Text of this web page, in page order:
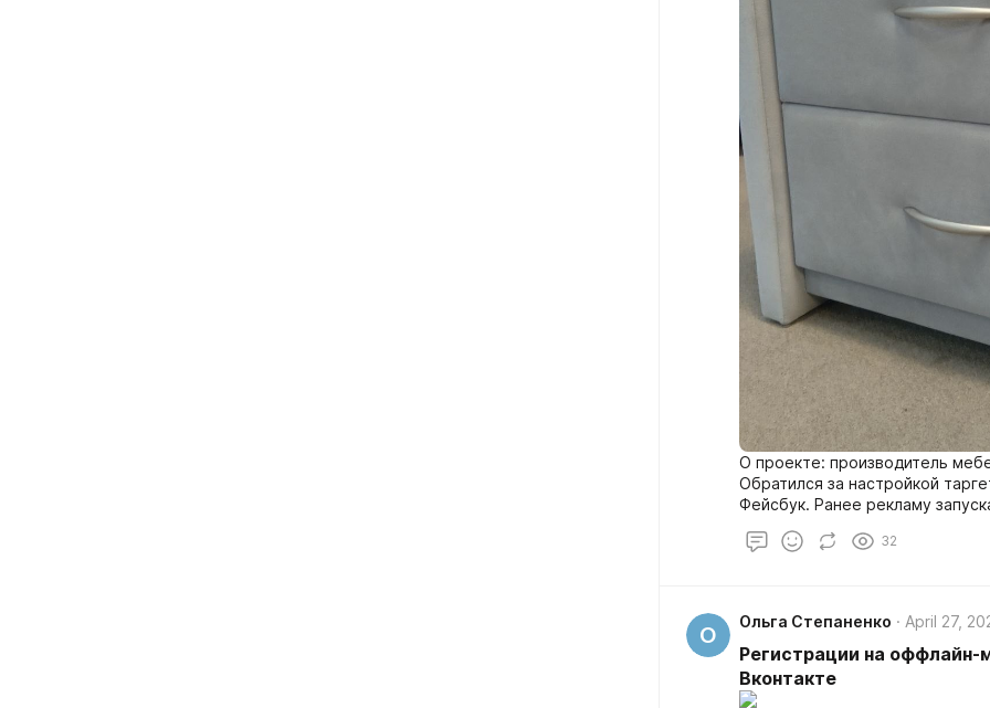
О проекте: производитель
Обратился за настройкой
Фейсбук. Ранее рекламу
Основные продажи, считали,
магазина и люди покупали,
32
О
Ольга Степаненко April 27,
Регистрации на оффлайн-
Вконтакте